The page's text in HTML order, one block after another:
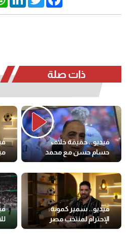
ذات صلة
فيديو.. حقيقة خلاف
حسام حسن مع محمد
صلاح
فيديو.. سمير كمونة:
الإحترام لمنتخب مصر
«قل» بسبب البرامج